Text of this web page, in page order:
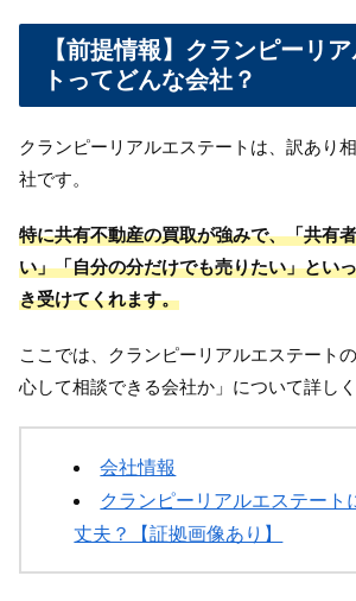
【前提情報】クランピーリ
トってどんな会社？
クランピーリアルエステートは、訳あり
社です。
特に共有不動産の買取が強みで、「共有
い」「自分の分だけでも売りたい」とい
き受けてくれます。
ここでは、クランピーリアルエステート
心して相談できる会社か」について詳しく
会社情報
クランピーリアルエステート
丈夫？【証拠画像あり】